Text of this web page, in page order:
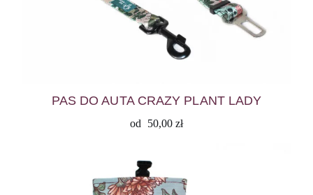
PAS DO AUTA CRAZY PLANT LADY
od 50,00 zł